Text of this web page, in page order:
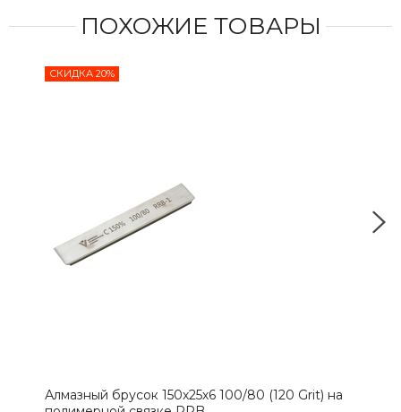
ПОХОЖИЕ ТОВАРЫ
СКИДКА 20%
Алмазный брусок 150х25х6 100/80 (120 Grit) на